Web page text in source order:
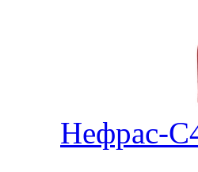
Нефрас-